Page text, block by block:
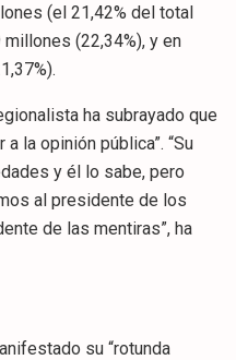
(el 21,42% del total
(22,34%), y en
ha subrayado que
la opinión pública”. “Su
y él lo sabe, pero
al presidente de los
de las mentiras”, ha
su “rotunda